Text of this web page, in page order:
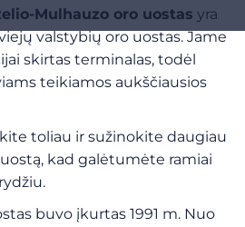
Mulhauzo oro uostas yra
valstybių oro uostas. Jame
skirtas terminalas, todėl
teikiamos aukščiausios
toliau ir sužinokite daugiau
kad galėtumėte ramiai
buvo įkurtas 1991 m. Nuo